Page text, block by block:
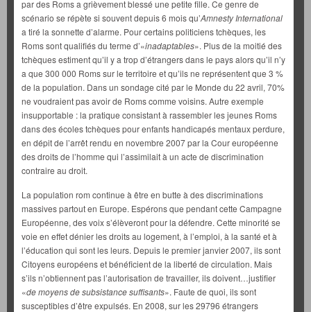
par des Roms a grièvement blessé une petite fille. Ce genre de
scénario se répète si souvent depuis 6 mois qu’Amnesty International
a tiré la sonnette d’alarme. Pour certains politiciens tchèques, les
Roms sont qualifiés du terme d’«inadaptables». Plus de la moitié des
tchèques estiment qu’il y a trop d’étrangers dans le pays alors qu’il n’y
a que 300 000 Roms sur le territoire et qu’ils ne représentent que 3 %
de la population. Dans un sondage cité par le Monde du 22 avril, 70%
ne voudraient pas avoir de Roms comme voisins. Autre exemple
insupportable : la pratique consistant à rassembler les jeunes Roms
dans des écoles tchèques pour enfants handicapés mentaux perdure,
en dépit de l’arrêt rendu en novembre 2007 par la Cour européenne
des droits de l’homme qui l’assimilait à un acte de discrimination
contraire au droit.
La population rom continue à être en butte à des discriminations
massives partout en Europe. Espérons que pendant cette Campagne
Européenne, des voix s’élèveront pour la défendre. Cette minorité se
voie en effet dénier les droits au logement, à l’emploi, à la santé et à
l’éducation qui sont les leurs. Depuis le premier janvier 2007, ils sont
Citoyens européens et bénéficient de la liberté de circulation. Mais
s’ils n’obtiennent pas l’autorisation de travailler, ils doivent…justifier
«de moyens de subsistance suffisants». Faute de quoi, ils sont
susceptibles d’être expulsés. En 2008, sur les 29796 étrangers